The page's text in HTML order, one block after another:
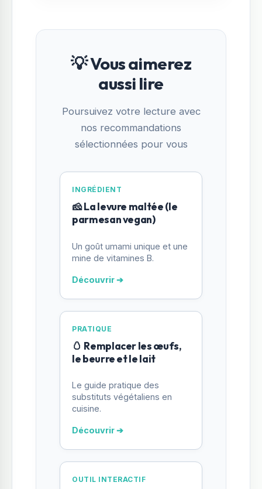
💡 Vous aimerez
aussi lire
Poursuivez votre lecture avec
nos recommandations
sélectionnées pour vous
INGRÉDIENT
🧀 La levure maltée (le
parmesan vegan)
Un goût umami unique et une
mine de vitamines B.
Découvrir ➔
PRATIQUE
🥚 Remplacer les œufs,
le beurre et le lait
Le guide pratique des
substituts végétaliens en
cuisine.
Découvrir ➔
OUTIL INTERACTIF